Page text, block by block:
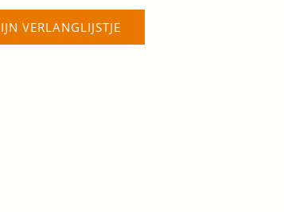
VERLANGLIJSTJE